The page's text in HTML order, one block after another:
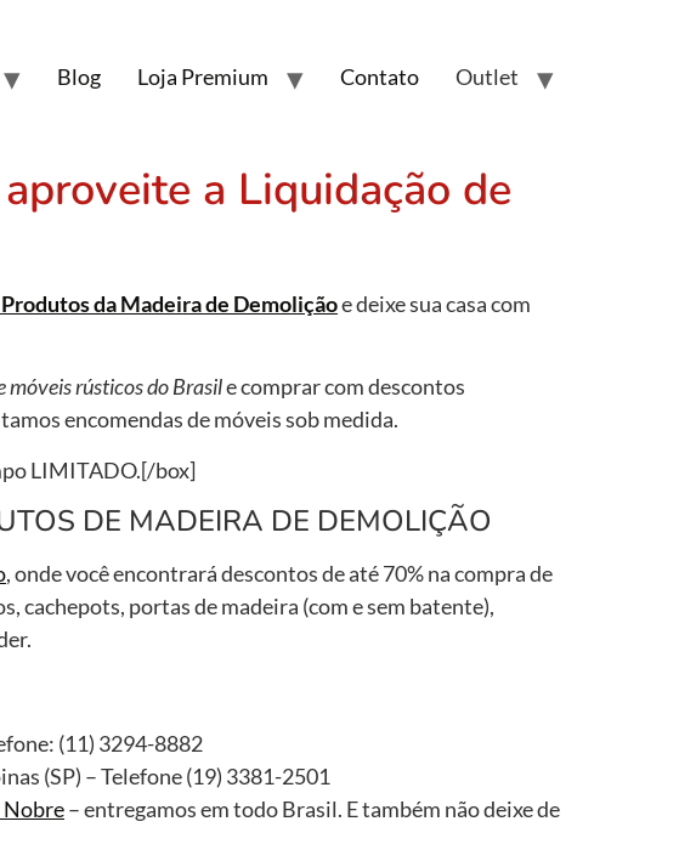
Blog Loja Premium Contato Outlet
a Liquidação de
da Madeira de Demoliçãoe deixe sua casa com
móveis rústicos do Brasile comprar com descontos
encomendas de móveis sob medida.
LIMITADO.[/box]
DE MADEIRA DE DEMOLIÇÃO
, onde você encontrará descontos de até 70% na compra de
cachepots, portas de madeira (com e sem batente),
(11) 3294-8882
(SP) – Telefone (19) 3381-2501
– entregamos em todo Brasil. E também não deixe de